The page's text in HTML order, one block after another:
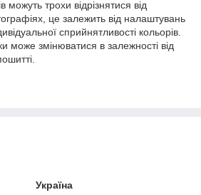
можуть трохи відрізнятися від
це залежить від налаштувань
сприйнятливості кольорів.
може змінюватися в залежності від
Україна